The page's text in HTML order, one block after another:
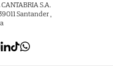
S.A.
Santander ,